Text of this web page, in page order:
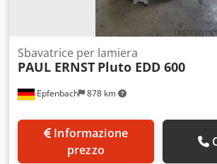
Epfenbach 878 km
Sbavatrice per lamiera
PAUL ERNST Pluto EDD 600
prezzo